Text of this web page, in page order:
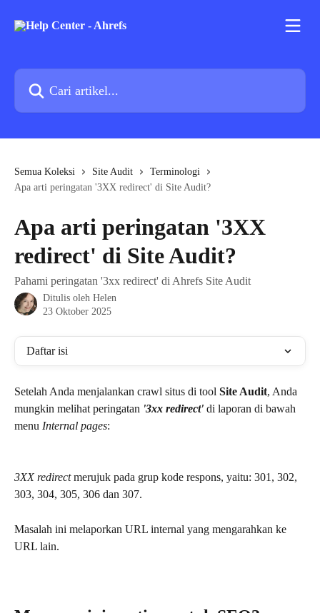
Cari artikel...
Semua Koleksi Site Audit
Terminologi
Apa arti peringatan '3XX redirect' di Site Audit?
Apa arti peringatan '3XX
redirect' di Site Audit?
Pahami peringatan '3xx redirect' di Ahrefs Site Audit
Ditulis oleh Helen
23 Oktober 2025
Daftar isi
Setelah Anda menjalankan crawl situs di tool Site Audit, Anda
mungkin melihat peringatan '3xx redirect' di laporan di bawah
menu Internal pages:
3XX redirect merujuk pada grup kode respons, yaitu: 301, 302,
303, 304, 305, 306 dan 307.
Masalah ini melaporkan URL internal yang mengarahkan ke
URL lain.